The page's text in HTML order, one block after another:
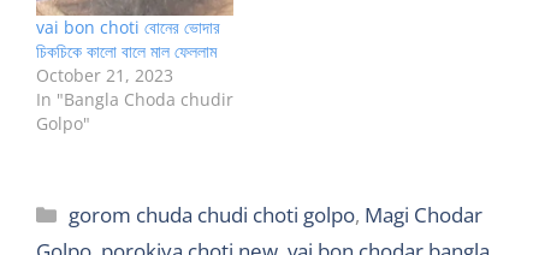
vai bon choti বোনের ভোদার
চিকচিকে কালো বালে মাল ফেললাম
October 21, 2023
In "Bangla Choda chudir
Golpo"
Categories
gorom chuda chudi choti golpo, Magi Chodar